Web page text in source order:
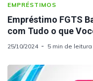
EMPRÉSTIMOS
Empréstimo FGTS
com Tudo o que
25/10/2024 5 min de leitura